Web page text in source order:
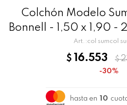
Colchón Modelo
Bonnell - 1,50 x 1,90 -
col sumcol
$ 16.553 $
30
hasta en 10